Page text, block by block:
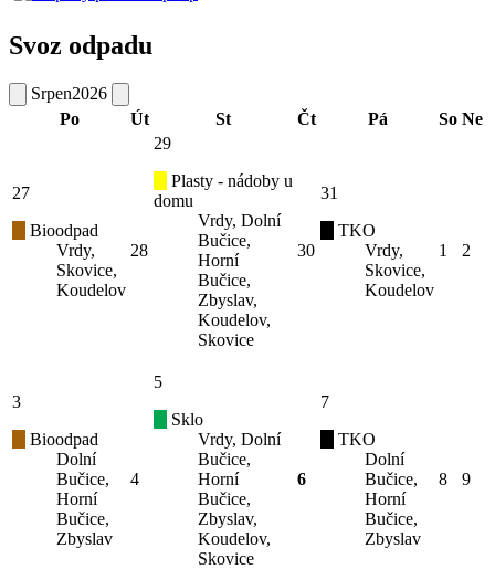
Svoz odpadu
Srpen2026
Po
Út St Čt Pá So Ne
27
Bioodpad
Vrdy,
Skovice,
Koudelov
28
29
Plasty - nádoby u
domu
Vrdy, Dolní
Bučice,
Horní
Bučice,
Zbyslav,
Koudelov,
Skovice
30
31
TKO
Vrdy,
Skovice,
Koudelov
1 2
3
Bioodpad
Dolní
Bučice,
Horní
Bučice,
Zbyslav
4
5
Sklo
Vrdy, Dolní
Bučice,
Horní
Bučice,
Zbyslav,
Koudelov,
Skovice
6
7
TKO
Dolní
Bučice,
Horní
Bučice,
Zbyslav
8 9